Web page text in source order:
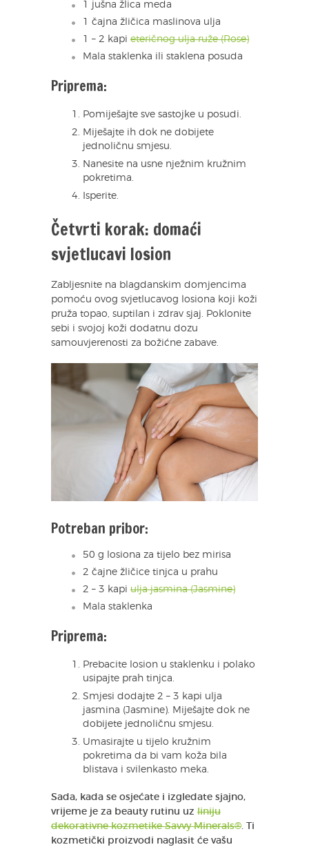
1 jušna žlica meda
1 čajna žličica maslinova ulja
1 – 2 kapi eteričnog ulja ruže (Rose)
Mala staklenka ili staklena posuda
Priprema:
Pomiješajte sve sastojke u posudi.
Miješajte ih dok ne dobijete
jednoličnu smjesu.
Nanesite na usne nježnim kružnim
pokretima.
Isperite.
Četvrti korak: domaći
svjetlucavi losion
Zabljesnite na blagdanskim domjencima
pomoću ovog svjetlucavog losiona koji koži
pruža topao, suptilan i zdrav sjaj. Poklonite
sebi i svojoj koži dodatnu dozu
samouvjerenosti za božićne zabave.
Potreban pribor:
50 g losiona za tijelo bez mirisa
2 čajne žličice tinjca u prahu
2 – 3 kapi ulja jasmina (Jasmine)
Mala staklenka
Priprema:
Prebacite losion u staklenku i polako
usipajte prah tinjca.
Smjesi dodajte 2 – 3 kapi ulja
jasmina (Jasmine). Miješajte dok ne
dobijete jednoličnu smjesu.
Umasirajte u tijelo kružnim
pokretima da bi vam koža bila
blistava i svilenkasto meka.
Sada, kada se osjećate i izgledate sjajno,
vrijeme je za beauty rutinu uz liniju
dekorativne kozmetike Savvy Minerals®. Ti
kozmetički proizvodi naglasit će vašu